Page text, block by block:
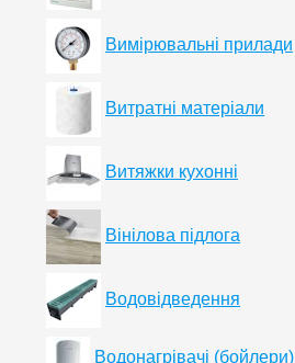
Вимірювальні прилади
Витратні матеріали
Витяжки кухонні
Вінілова підлога
Водовідведення
Водонагрівачі (бойлери)